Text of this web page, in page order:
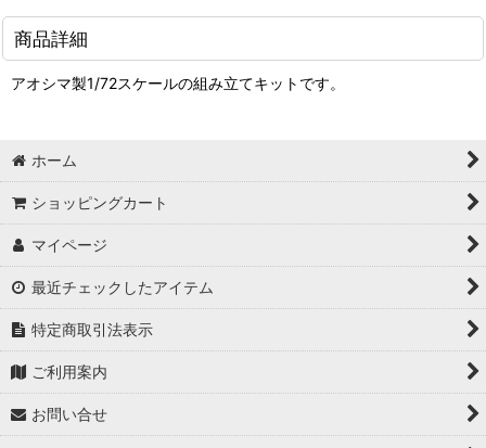
商品詳細
アオシマ製1/72スケールの組み立てキットです。
ホーム
ショッピングカート
マイページ
最近チェックしたアイテム
特定商取引法表示
ご利用案内
お問い合せ